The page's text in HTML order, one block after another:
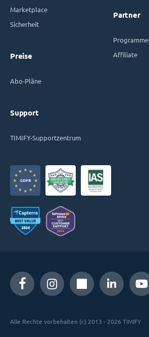
Marketplace
Sicherheit
Preise
Abo-Pläne
Support
TIMIFY-Supportzentrum
Partner
Programme
Affiliate
Alle Rechte vorbehalten (c) 2013 - 2026 TIMIFY